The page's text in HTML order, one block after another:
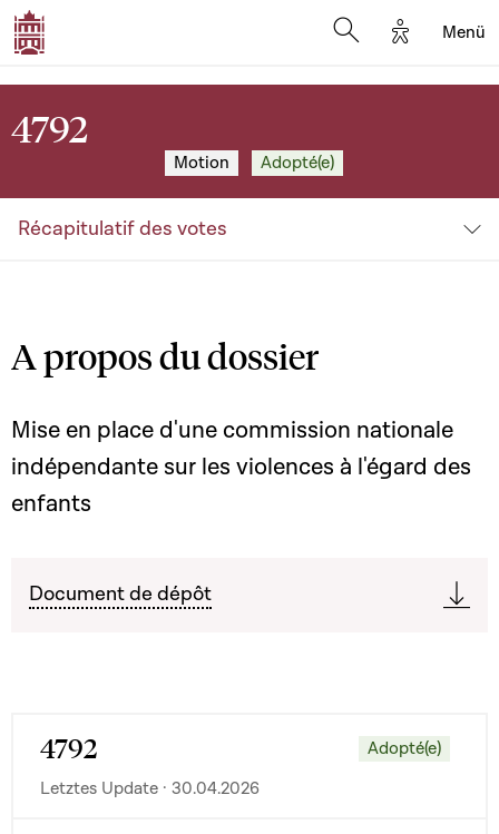
Options
Menü
4792
Motion Adopté(e)
Récapitulatif des votes
A propos du dossier
Mise en place d'une commission nationale
indépendante sur les violences à l'égard des
enfants
Document de dépôt
4792
Adopté(e)
Letztes Update · 30.04.2026